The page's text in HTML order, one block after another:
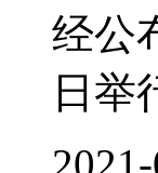
经公
日举